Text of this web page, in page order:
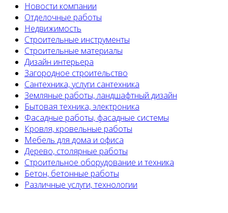
Новости компании
Отделочные работы
Недвижимость
Строительные инструменты
Строительные материалы
Дизайн интерьера
Загородное строительство
Сантехника, услуги сантехника
Земляные работы, ландшафтный дизайн
Бытовая техника, электроника
Фасадные работы, фасадные системы
Кровля, кровельные работы
Мебель для дома и офиса
Дерево, столярные работы
Строительное оборудование и техника
Бетон, бетонные работы
Различные услуги, технологии